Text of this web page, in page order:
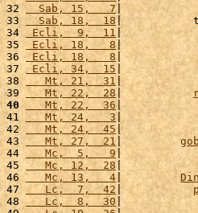
32
  Sab, 15,   7
|
33
  Sab, 18,  18
|
34 Ecli,  9,  11
35 Ecli, 18,   8 |
36 Ecli, 18,   8 |
37 Ecli, 34,  15 |
38
   Mt, 21,  31
39
   Mt, 22,  28
|
40
   Mt, 22,  36
41
   Mt, 24,   3
|
42
   Mt, 24,  45
43
   Mt, 27,  21
|
44
   Mc,  5,   9
45
   Mc, 12,  28
46
   Mc, 13,   4
|
47
   Lc,  7,  42
|
48
   Lc,  8,  30